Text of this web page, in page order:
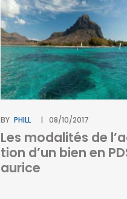
BY PHILL 08/10/2017
Les modalités de
tion d’un bien en
aurice